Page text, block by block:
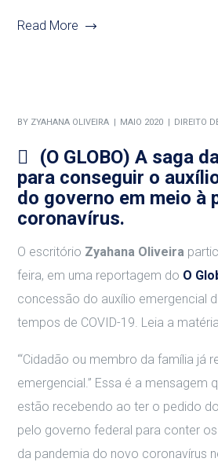
Read More
BY ZYAHANA OLIVEIRA MAIO 2020 DIREITO
(O GLOBO) A saga
para conseguir o
do governo em meio à
coronavírus.
O escritório Zyahana Oliveira
feira, em uma reportagem do O
concessão do auxílio emergencial
tempos de COVID-19. Leia a
“‘Cidadão ou membro da família já
emergencial.” Essa é a mensagem
estão recebendo ao ter o pedido
pelo governo federal para conter
da pandemia do novo coronavírus